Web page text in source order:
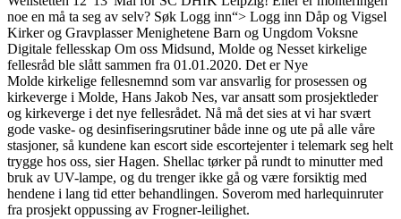
noe en må ta seg av selv? Søk Logg inn“> Logg inn Dåp og Vigsel
Kirker og Gravplasser Menighetene Barn og Ungdom Voksne
Digitale fellesskap Om oss Midsund, Molde og Nesset kirkelige
fellesråd ble slått sammen fra 01.01.2020. Det er Nye
Molde kirkelige fellesnemnd som var ansvarlig for prosessen og
kirkeverge i Molde, Hans Jakob Nes, var ansatt som prosjektleder
og kirkeverge i det nye fellesrådet. Nå må det sies at vi har svært
gode vaske- og desinfiseringsrutiner både inne og ute på alle våre
stasjoner, så kundene kan escort side escortejenter i telemark seg helt
trygge hos oss, sier Hagen. Shellac tørker på rundt to minutter med
bruk av UV-lampe, og du trenger ikke gå og være forsiktig med
hendene i lang tid etter behandlingen. Soverom med harlequinruter
fra prosjekt oppussing av Frogner-leilighet.